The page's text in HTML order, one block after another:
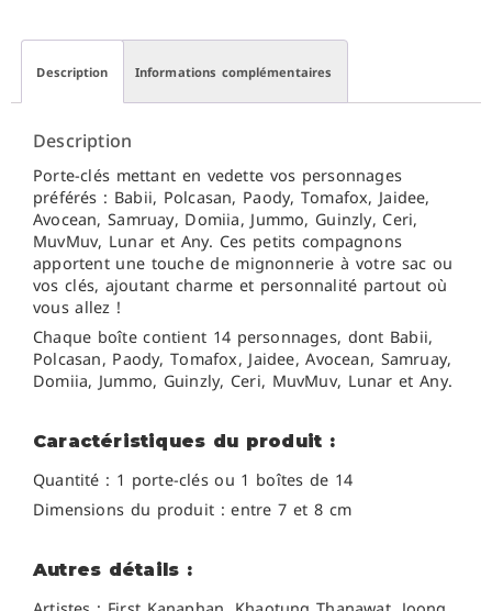
Description Informations complémentaires
Description
Porte-clés mettant en vedette vos personnages
préférés : Babii, Polcasan, Paody, Tomafox, Jaidee,
Avocean, Samruay, Domiia, Jummo, Guinzly, Ceri,
MuvMuv, Lunar et Any. Ces petits compagnons
apportent une touche de mignonnerie à votre sac ou
vos clés, ajoutant charme et personnalité partout où
vous allez !
Chaque boîte contient 14 personnages, dont Babii,
Polcasan, Paody, Tomafox, Jaidee, Avocean, Samruay,
Domiia, Jummo, Guinzly, Ceri, MuvMuv, Lunar et Any.
Caractéristiques du produit :
Quantité : 1 porte-clés ou 1 boîtes de 14
Dimensions du produit : entre 7 et 8 cm
Autres détails :